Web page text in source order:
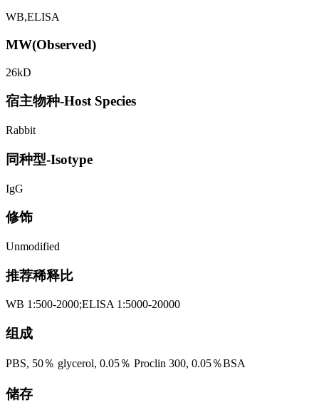
WB,ELISA
MW(Observed)
26kD
宿主物种-Host Species
Rabbit
同种型-Isotype
IgG
修饰
Unmodified
推荐稀释比
WB 1:500-2000;ELISA 1:5000-20000
组成
PBS, 50％ glycerol, 0.05％ Proclin 300, 0.05％BSA
储存